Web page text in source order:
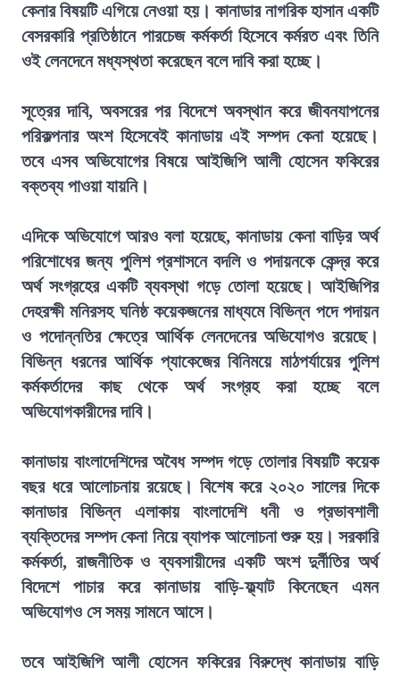
কেনার বিষয়টি এগিয়ে নেওয়া হয়। কানাডার নাগরিক হাসান একটি
বেসরকারি প্রতিষ্ঠানে পারচেজ কর্মকর্তা হিসেবে কর্মরত এবং তিনি
ওই লেনদেনে মধ্যস্থতা করেছেন বলে দাবি করা হচ্ছে।
সূত্রের দাবি, অবসরের পর বিদেশে অবস্থান করে জীবনযাপনের
পরিকল্পনার অংশ হিসেবেই কানাডায় এই সম্পদ কেনা হয়েছে।
তবে এসব অভিযোগের বিষয়ে আইজিপি আলী হোসেন ফকিরের
বক্তব্য পাওয়া যায়নি।
এদিকে অভিযোগে আরও বলা হয়েছে, কানাডায় কেনা বাড়ির অর্থ
পরিশোধের জন্য পুলিশ প্রশাসনে বদলি ও পদায়নকে কেন্দ্র করে
অর্থ সংগ্রহের একটি ব্যবস্থা গড়ে তোলা হয়েছে। আইজিপির
দেহরক্ষী মনিরসহ ঘনিষ্ঠ কয়েকজনের মাধ্যমে বিভিন্ন পদে পদায়ন
ও পদোন্নতির ক্ষেত্রে আর্থিক লেনদেনের অভিযোগও রয়েছে।
বিভিন্ন ধরনের আর্থিক প্যাকেজের বিনিময়ে মাঠপর্যায়ের পুলিশ
কর্মকর্তাদের কাছ থেকে অর্থ সংগ্রহ করা হচ্ছে বলে
অভিযোগকারীদের দাবি।
কানাডায় বাংলাদেশিদের অবৈধ সম্পদ গড়ে তোলার বিষয়টি কয়েক
বছর ধরে আলোচনায় রয়েছে। বিশেষ করে ২০২০ সালের দিকে
কানাডার বিভিন্ন এলাকায় বাংলাদেশি ধনী ও প্রভাবশালী
ব্যক্তিদের সম্পদ কেনা নিয়ে ব্যাপক আলোচনা শুরু হয়। সরকারি
কর্মকর্তা, রাজনীতিক ও ব্যবসায়ীদের একটি অংশ দুর্নীতির অর্থ
বিদেশে পাচার করে কানাডায় বাড়ি-ফ্ল্যাট কিনেছেন এমন
অভিযোগও সে সময় সামনে আসে।
তবে আইজিপি আলী হোসেন ফকিরের বিরুদ্ধে কানাডায় বাড়ি